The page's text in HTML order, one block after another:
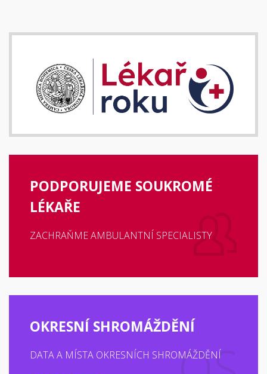
PODPORUJEME SOUKROMÉ
LÉKAŘE
ZACHRAŇME AMBULANTNÍ SPECIALISTY
OKRESNÍ SHROMÁŽDĚNÍ
DATA A MÍSTA OKRESNÍCH SHROMÁŽDĚNÍ